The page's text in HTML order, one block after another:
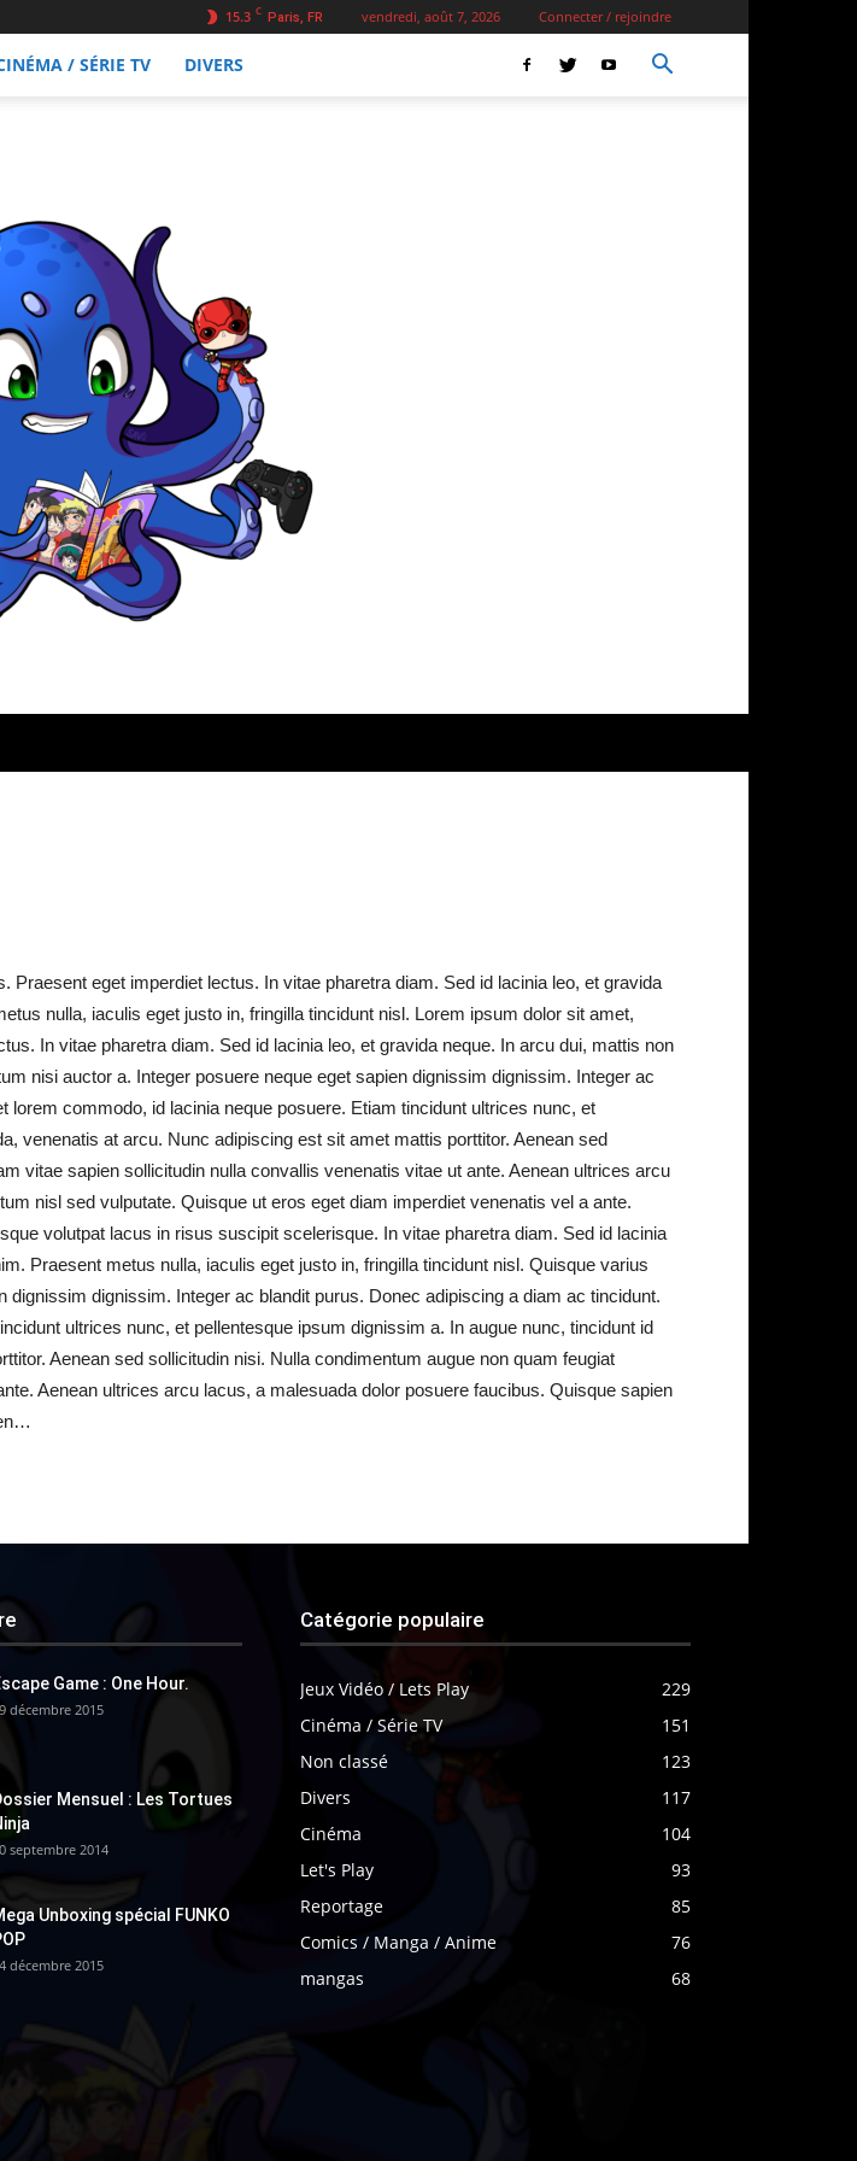
15.3 C Paris, FR vendredi, août 7, 2026 Connecter / rejoindre
/ SÉRIE TV DIVERS
eget imperdiet lectus. In vitae pharetra diam. Sed id lacinia leo, et gravida
nulla, iaculis eget justo in, fringilla tincidunt nisl. Lorem ipsum dolor sit amet,
In vitae pharetra diam. Sed id lacinia leo, et gravida neque. In arcu dui, mattis non
nisi auctor a. Integer posuere neque eget sapien dignissim dignissim. Integer ac
commodo, id lacinia neque posuere. Etiam tincidunt ultrices nunc, et
venenatis at arcu. Nunc adipiscing est sit amet mattis porttitor. Aenean sed
vitae sapien sollicitudin nulla convallis venenatis vitae ut ante. Aenean ultrices arcu
nisl sed vulputate. Quisque ut eros eget diam imperdiet venenatis vel a ante.
volutpat lacus in risus suscipit scelerisque. In vitae pharetra diam. Sed id lacinia
Praesent metus nulla, iaculis eget justo in, fringilla tincidunt nisl. Quisque varius
dignissim. Integer ac blandit purus. Donec adipiscing a diam ac tincidunt.
ultrices nunc, et pellentesque ipsum dignissim a. In augue nunc, tincidunt id
Aenean sed sollicitudin nisi. Nulla condimentum augue non quam feugiat
Aenean ultrices arcu lacus, a malesuada dolor posuere faucibus. Quisque sapien
Game : One Hour.
décembre 2015
Mensuel : Les Tortues
septembre 2014
Unboxing spécial FUNKO
décembre 2015
Catégorie populaire
Jeux Vidéo / Lets Play
229
Cinéma / Série TV
151
Non classé
123
Divers
117
Cinéma
104
Let's Play
93
Reportage
85
Comics / Manga / Anime
76
mangas
68